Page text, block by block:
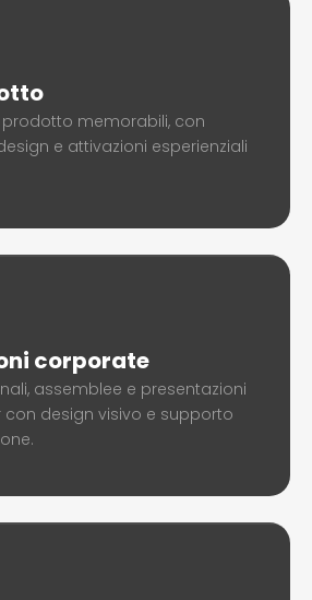
prodotto memorabili, con
e attivazioni esperienziali
corporate
assemblee e presentazioni
con design visivo e supporto